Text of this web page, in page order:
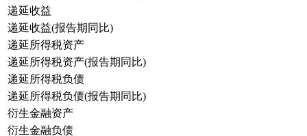
递延收益
递延收益(报告期同比)
递延所得税资产
递延所得税资产(报告期同比)
递延所得税负债
递延所得税负债(报告期同比)
衍生金融资产
衍生金融负债